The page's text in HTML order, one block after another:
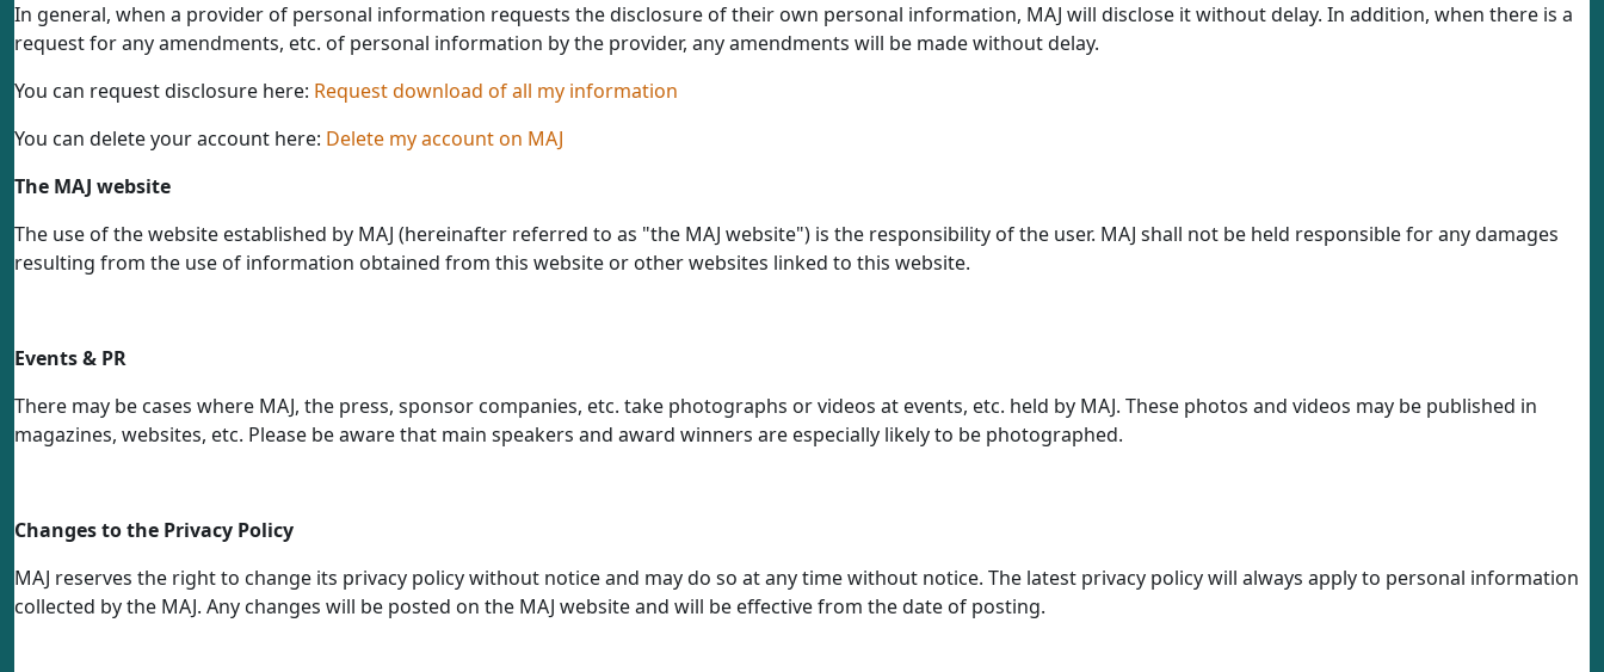
In general, when a provider of personal information requests the disclosure of their own personal information, MAJ will disclose it without delay. In addition, when there is a
request for any amendments, etc. of personal information by the provider, any amendments will be made without delay.
You can request disclosure here: Request download of all my information
You can delete your account here: Delete my account on MAJ
The MAJ website
The use of the website established by MAJ (hereinafter referred to as "the MAJ website") is the responsibility of the user. MAJ shall not be held responsible for any damages
resulting from the use of information obtained from this website or other websites linked to this website.
Events & PR
There may be cases where MAJ, the press, sponsor companies, etc. take photographs or videos at events, etc. held by MAJ. These photos and videos may be published in
magazines, websites, etc. Please be aware that main speakers and award winners are especially likely to be photographed.
Changes to the Privacy Policy
MAJ reserves the right to change its privacy policy without notice and may do so at any time without notice. The latest privacy policy will always apply to personal information
collected by the MAJ. Any changes will be posted on the MAJ website and will be effective from the date of posting.